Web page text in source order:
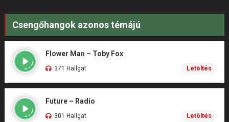
Csengőhangok azonos témájú
Flower Man – Toby Fox
371 Hallgat Letöltés
Future – Radio
301 Hallgat Letöltés